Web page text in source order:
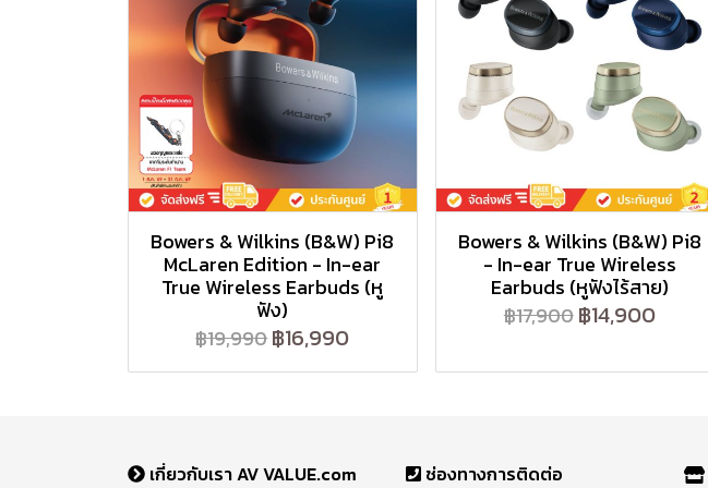
Bowers & Wilkins (B&W) Pi8
McLaren Edition - In-ear
True Wireless Earbuds (หู
ฟัง)
฿19,990฿16,990
Bowers & Wilkins (B&W) Pi8
- In-ear True Wireless
Earbuds (หูฟังไร้สาย)
฿17,900฿14,900
เกี่ยวกับเรา AV VALUE.com ช่องทางการติดต่อ